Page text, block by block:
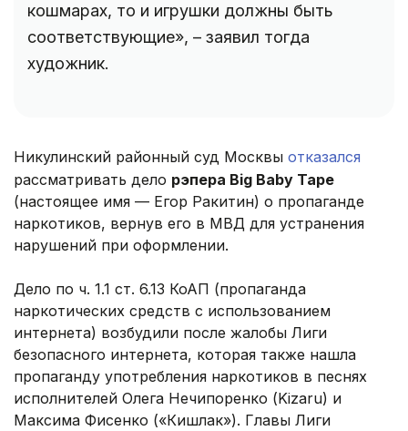
кошмарах, то и игрушки должны быть
соответствующие», – заявил тогда
художник.
Никулинский районный суд Москвы отказался
рассматривать дело рэпера Big Baby Tape
(настоящее имя — Егор Ракитин) о пропаганде
наркотиков, вернув его в МВД для устранения
нарушений при оформлении.
Дело по ч. 1.1 ст. 6.13 КоАП (пропаганда
наркотических средств с использованием
интернета) возбудили после жалобы Лиги
безопасного интернета, которая также нашла
пропаганду употребления наркотиков в песнях
исполнителей Олега Нечипоренко (Kizaru) и
Максима Фисенко («Кишлак»). Главы Лиги